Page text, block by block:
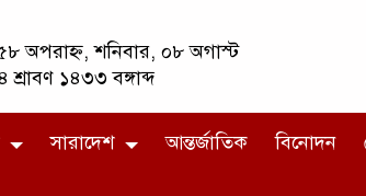
অপরাহ্ন, শনিবার, ০৮ অগাস্ট
১৪৩৩ বঙ্গাব্দ
সারাদেশ আন্তর্জাতিক বিনোদন